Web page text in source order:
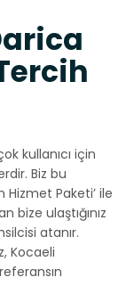
kullanıcı için
Biz bu
Hizmet Paketi’ ile
bize ulaştığınız
atanır.
Kocaeli